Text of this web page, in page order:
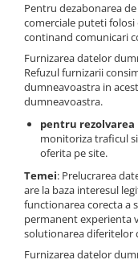
Pentru dezabonarea
comerciale puteti
continand comunicari
Furnizarea datelor
Refuzul furnizarii
dumneavoastra in
dumneavoastra.
pentru
monitoriza traficul
oferita pe site.
Temei: Prelucrarea
are la baza interesul
functionarea corecta a
permanent experienta
solutionarea diferitelor
Furnizarea datelor